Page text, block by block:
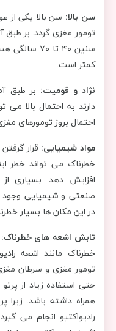
سن بالا: سن بالا یکی از
تومور مغزی گردد. بر طبق
سنین ۴۰ تا
کمتر است.
نژاد و قومیت: بر طبق
دارند به احتمال بالا می
احتمال بروز تومورهای
مواد شیمیایی: قرار
خطرناک می تواند خطر
افزایش دهد. بسیاری
صنعتی و شیمیایی وجود
در این مکان ها بسیار
تابش اشعه های خطرناک:
خطرناک مانند اشعه
تومور مغزی و سرطان
حتی استفاده زیاد از
همراه داشته باشد. زیرا
رادیواکتیو انجام می